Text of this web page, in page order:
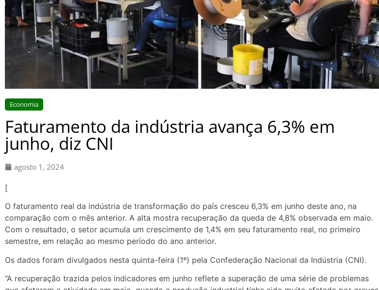
Economia
Faturamento da indústria avança 6,3% em
junho, diz CNI
agosto 1, 2024
[
O faturamento real da indústria de transformação do país cresceu 6,3% em junho deste ano, na
comparação com o mês anterior. A alta mostra recuperação da queda de 4,8% observada em maio.
Com o resultado, o setor acumula um crescimento de 1,4% em seu faturamento real, no primeiro
semestre, em relação ao mesmo período do ano anterior.
Os dados foram divulgados nesta quinta-feira (1º) pela Confederação Nacional da Indústria (CNI).
“A recuperação trazida pelos indicadores em junho reflete a superação de uma série de problemas